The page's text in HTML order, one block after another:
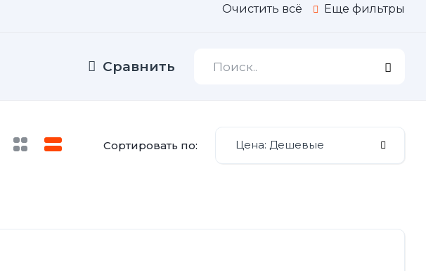
Очистить всё Еще фильтры
Сравнить
Сортировать по: Цена: Дешевые